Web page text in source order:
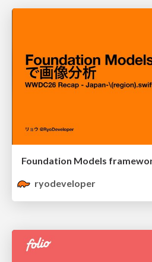
Foundation Models
ryodeveloper